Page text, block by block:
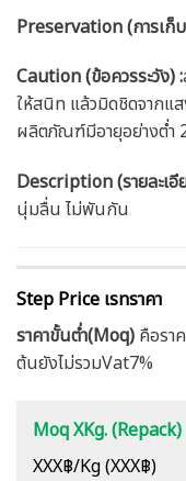
Preservation (การเก็
Caution(ข้อควรระวัง) :
ให้สนิท แล้วมิดชิดจากแ
ผลิตภัณฑ์มีอายุอย่างต่ำ
Description (รายละเอี
นุ่มลื่น ไม่พันกัน
Step Price เรทราคา
ราคาขั้นต่ำ(Moq) คือรา
ต้นยังไม่รวมVat7%
Moq XKg. (Repack)
XXX฿/Kg (XXX฿)